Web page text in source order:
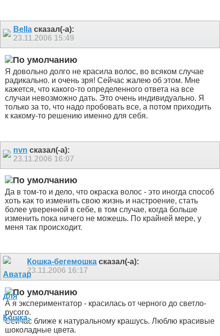
Bella сказал(-а):
23.11.2006 15:49
Я довольно долго не красила волос, во всяком случае
радикально. и очень зря! Сейчас жалею об этом. Мне
кажется, что какого-то определенного ответа на все
случаи невозможно дать. Это очень индивидуально. Я
только за то, что надо пробовать все, а потом приходить
к какому-то решению именно для себя.
nvn сказал(-а):
23.11.2006 16:07
Да в том-то и дело, что окраска волос - это иногда способ
хоть как то изменить свою жизнь и настроение, стать
более уверенной в себе, в том случае, когда больше
изменить пока ничего не можешь. По крайней мере, у
меня так происходит.
Кошка-бегемошка сказал(-а):
23.11.2006 16:17
А я экспериментатор - красилась от черного до светло-
русого.
Сейчас ближе к натуральному крашусь. Люблю красивые
шоколадные цвета.